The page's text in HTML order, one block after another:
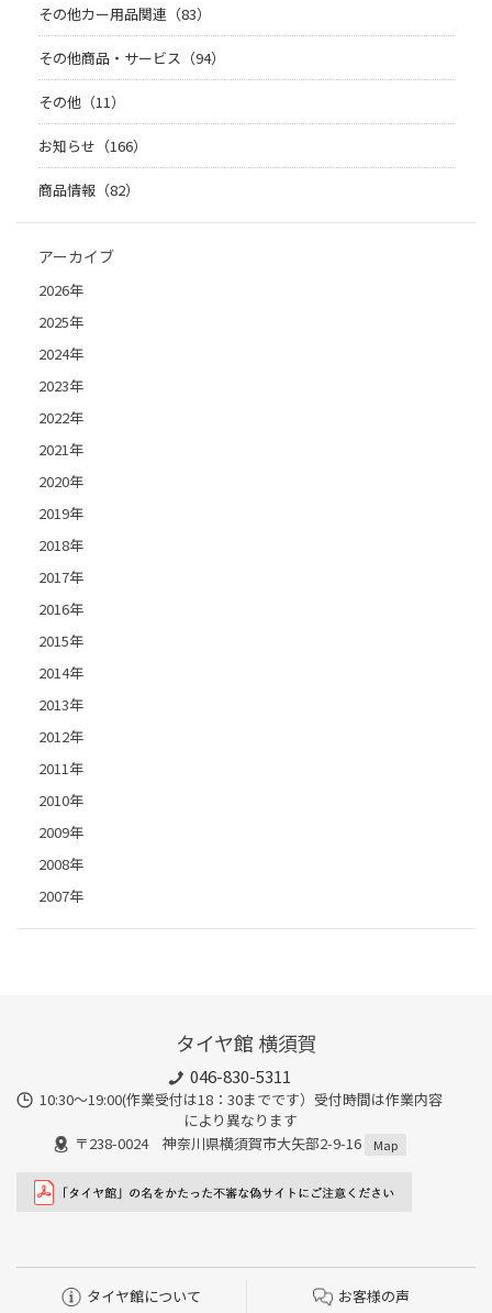
その他カー用品関連（83）
その他商品・サービス（94）
その他（11）
お知らせ（166）
商品情報（82）
アーカイブ
2026年
2025年
2024年
2023年
2022年
2021年
2020年
2019年
2018年
2017年
2016年
2015年
2014年
2013年
2012年
2011年
2010年
2009年
2008年
2007年
タイヤ館 横須賀
046-830-5311
10:30～19:00(作業受付は18：30までです）受付時間は作業内容
により異なります
〒238-0024 神奈川県横須賀市大矢部2-9-16
Map
タイヤ館について お客様の声